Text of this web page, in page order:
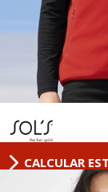
CALCULAR